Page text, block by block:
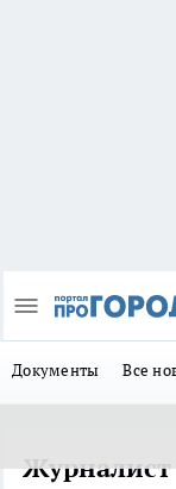
Документы Все
Журналист